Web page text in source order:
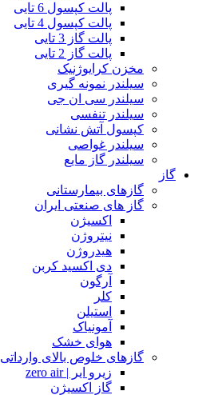
پالت کپسول 6 تایی
پالت کپسول 4 تایی
پالت گاز 3 تایی
پالت گاز 2 تایی
مخزن کرایوژنیک
سیلندر نمونه گیری
سیلندر سی ان جی
سیلندر تنفسی
کپسول آتش نشانی
سیلندر غواصی
سیلندر گاز مایع
گاز
گازهای بیمارستانی
گاز های صنعتی ایران
اکسیژن
نیتروژن
هیدروژن
دی اکسید کربن
آرگون
کلر
استیلن
آمونیاک
هوای خشک
گازهای خلوص بالای وارداتی
زیرو ایر | zero air
گاز اکسیژن